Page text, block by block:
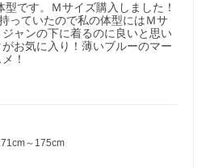
です。Ｍサイズ購入しました！
っていたので私の体型にはＭサ
ャンの下に着るのに良いと思い
お気に入り！薄いブルーのマー
！
～175cm